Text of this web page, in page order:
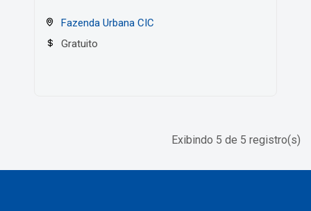
Fazenda Urbana CIC
Gratuito
Exibindo 5 de 5 registro(s)